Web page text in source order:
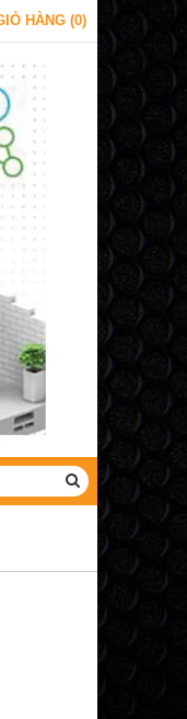
HÀNG (0)